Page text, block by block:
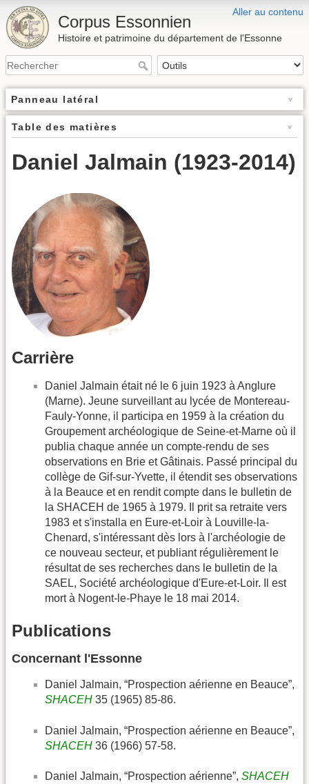
Aller au contenu
Corpus Essonnien
Histoire et patrimoine du département de l'Essonne
Panneau latéral
Table des matières
Daniel Jalmain (1923-2014)
Carrière
Daniel Jalmain était né le 6 juin 1923 à Anglure
(Marne). Jeune surveillant au lycée de Montereau-
Fauly-Yonne, il participa en 1959 à la création du
Groupement archéologique de Seine-et-Marne où il
publia chaque année un compte-rendu de ses
observations en Brie et Gâtinais. Passé principal du
collège de Gif-sur-Yvette, il étendit ses observations
à la Beauce et en rendit compte dans le bulletin de
la SHACEH de 1965 à 1979. Il prit sa retraite vers
1983 et s'installa en Eure-et-Loir à Louville-la-
Chenard, s'intéressant dès lors à l'archéologie de
ce nouveau secteur, et publiant régulièrement le
résultat de ses recherches dans le bulletin de la
SAEL, Société archéologique d'Eure-et-Loir. Il est
mort à Nogent-le-Phaye le 18 mai 2014.
Publications
Concernant l'Essonne
Daniel Jalmain, “Prospection aérienne en Beauce”,
SHACEH 35 (1965) 85-86.
Daniel Jalmain, “Prospection aérienne en Beauce”,
SHACEH 36 (1966) 57-58.
Daniel Jalmain, “Prospection aérienne”, SHACEH